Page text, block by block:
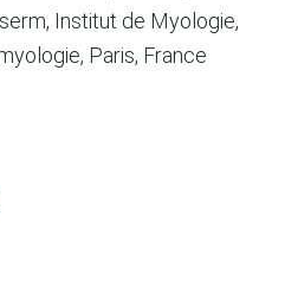
Institut de Myologie,
Paris, France